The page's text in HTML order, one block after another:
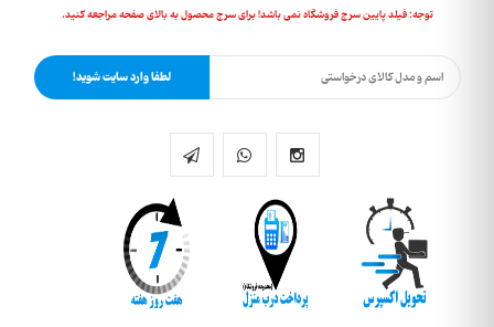
توجه: فیلد پایین سرچ فروشگاه نمی باشد! برای سرچ محصول به بالای صفحه مراجعه کنید.
لطفا وارد سایت شوید!